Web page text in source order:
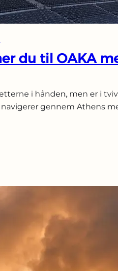
du til OAKA
i hånden, men er i
gennem Athens